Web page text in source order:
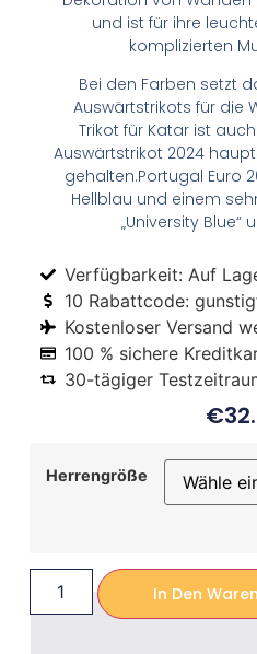
und ist für ihre
komplizierten
Bei den Farben setzt
Auswärtstrikots für die
Trikot für Katar ist
Auswärtstrikot 2024
gehalten.Portugal Euro
Hellblau und einem
„University Blue“
Verfügbarkeit: Auf
10 Rabattcode:
Kostenloser Versand
100 % sichere
30-tägiger
€
Herrengröße
In Den